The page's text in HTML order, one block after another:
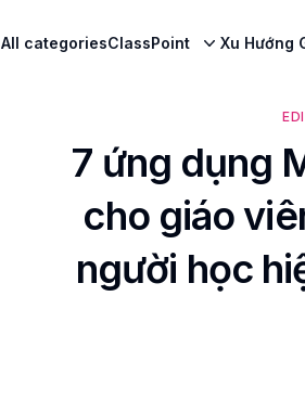
All categoriesClassPoint Xu Hướng
7 ứng dụng
cho giáo
người học